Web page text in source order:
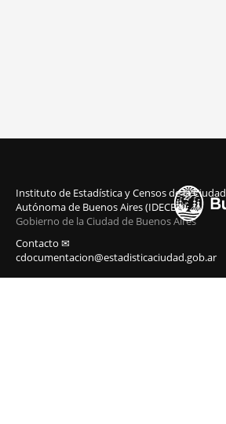
Instituto de Estadística y Censos de la Ciudad
Autónoma de Buenos Aires (IDECBA)
Gobierno de la Ciudad de Buenos Aires
Contacto ✉
cdocumentacion@estadisticaciudad.gob.ar